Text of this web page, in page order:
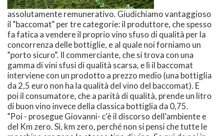
assolutamente remunerativo. Giudichiamo vantaggioso
il "baccomat" per tre categorie: il produttore, che spesso
fa fatica a vendere il proprio vino sfuso di qualità per la
concorrenza delle bottiglie, e al quale noi forniamo un
"porto sicuro". Il commerciante, che si trova con una
gamma di vini sfusi di qualità scarsa, e lì il baccomat
interviene con un prodotto a prezzo medio (una bottiglia
da 2,5 euro non ha la qualità del vino del baccomat). E
poi il consumatore, che a parità di qualità, prende un litro
di buon vino invece della classica bottiglia da 0,75.
"Poi - prosegue Giovanni- c'è il discorso dell'ambiente e
del Km zero. Sì, km zero, perché non si pensi che tutte le